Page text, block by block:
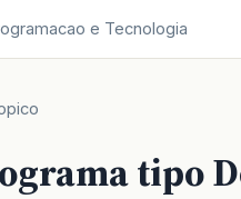
e Tecnologia
tipo